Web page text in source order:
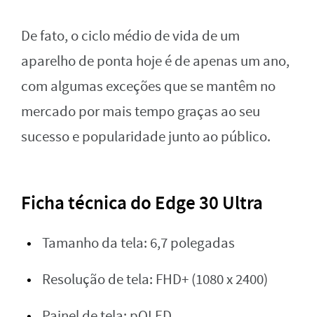
De fato, o ciclo médio de vida de um
aparelho de ponta hoje é de apenas um ano,
com algumas exceções que se mantêm no
mercado por mais tempo graças ao seu
sucesso e popularidade junto ao público.
Ficha técnica do Edge 30 Ultra
Tamanho da tela: 6,7 polegadas
Resolução de tela: FHD+ (1080 x 2400)